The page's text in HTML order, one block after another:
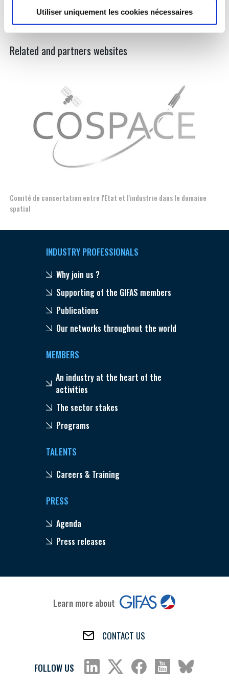
Utiliser uniquement les cookies nécessaires
Related and partners websites
Comité de concertation entre l'Etat et l'industrie dans le domaine
spatial
INDUSTRY PROFESSIONALS
Why join us ?
Supporting of the GIFAS members
Publications
Our networks throughout the world
MEMBERS
An industry at the heart of the
activities
The sector stakes
Programs
TALENTS
Careers & Training
PRESS
Agenda
Press releases
Learn more about
CONTACT US
FOLLOW US